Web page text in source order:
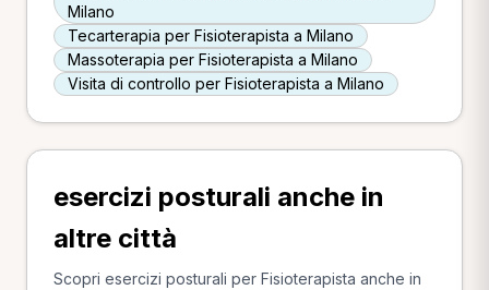
Milano
Tecarterapia per Fisioterapista a Milano
Massoterapia per Fisioterapista a Milano
Visita di controllo per Fisioterapista a Milano
esercizi posturali anche in
altre città
Scopri esercizi posturali per Fisioterapista anche in